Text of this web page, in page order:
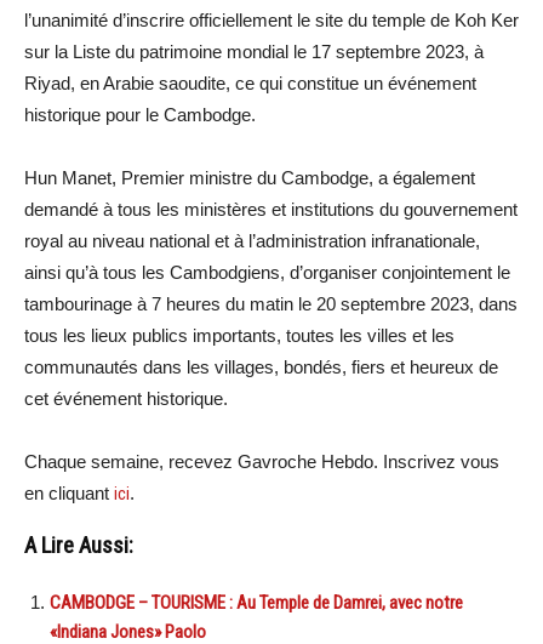
l’unanimité d’inscrire officiellement le site du temple de Koh Ker
sur la Liste du patrimoine mondial le 17 septembre 2023, à
Riyad, en Arabie saoudite, ce qui constitue un événement
historique pour le Cambodge.
Hun Manet, Premier ministre du Cambodge, a également
demandé à tous les ministères et institutions du gouvernement
royal au niveau national et à l’administration infranationale,
ainsi qu’à tous les Cambodgiens, d’organiser conjointement le
tambourinage à 7 heures du matin le 20 septembre 2023, dans
tous les lieux publics importants, toutes les villes et les
communautés dans les villages, bondés, fiers et heureux de
cet événement historique.
Chaque semaine, recevez Gavroche Hebdo. Inscrivez vous
en cliquant ici.
A Lire Aussi:
CAMBODGE – TOURISME : Au Temple de Damrei, avec notre
«Indiana Jones» Paolo